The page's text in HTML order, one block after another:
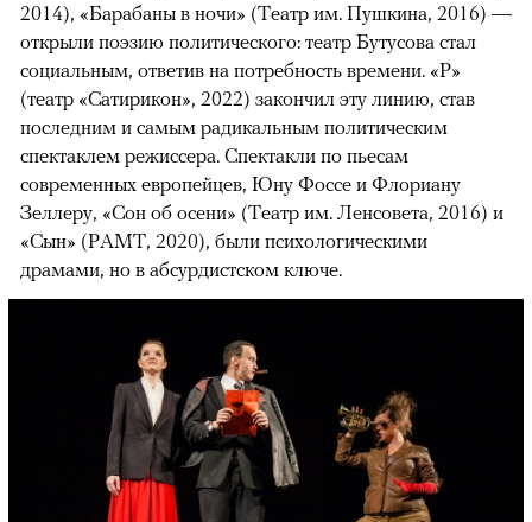
2014), «Барабаны в ночи» (Театр им. Пушкина, 2016) —
открыли поэзию политического: театр Бутусова стал
социальным, ответив на потребность времени. «Р»
(театр «Сатирикон», 2022) закончил эту линию, став
последним и самым радикальным политическим
спектаклем режиссера. Спектакли по пьесам
современных европейцев, Юну Фоссе и Флориану
Зеллеру, «Сон об осени» (Театр им. Ленсовета, 2016) и
«Сын» (РАМТ, 2020), были психологическими
драмами, но в абсурдистском ключе.